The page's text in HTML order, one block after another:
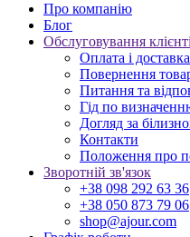
Про компанію
Блог
Обслуговування
Оплата і доставка
Повернення
Питання та
Гід по
Догляд за
Контакти
Положення про
Зворотній зв'язок
+38 098 292 63 36
+38 050 873 79 06
shop@ajour.com